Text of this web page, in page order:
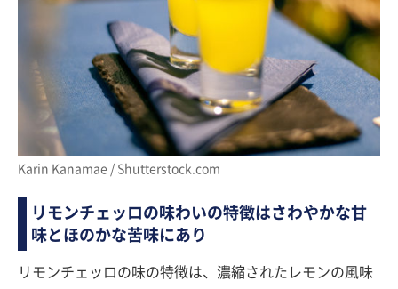
Karin Kanamae / Shutterstock.com
リモンチェッロの味わいの特徴はさわやかな甘
味とほのかな苦味にあり
リモンチェッロの味の特徴は、濃縮されたレモンの風味